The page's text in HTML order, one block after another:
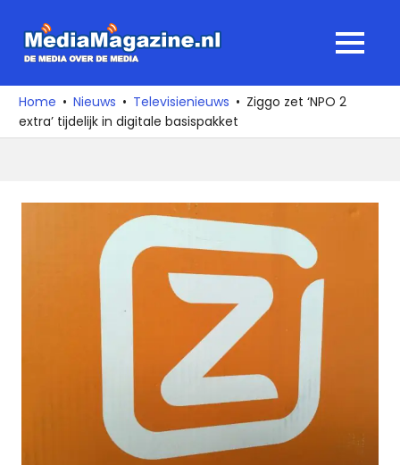
naar
media
over
de
MENU
Home Nieuws Televisienieuws
Ziggo zet ‘NPO 2
extra’ tijdelijk in digitale basispakket